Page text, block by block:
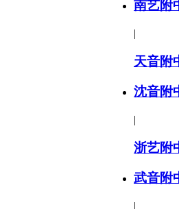
南艺附
|
天音附
沈音附
|
浙艺附
武音附
|